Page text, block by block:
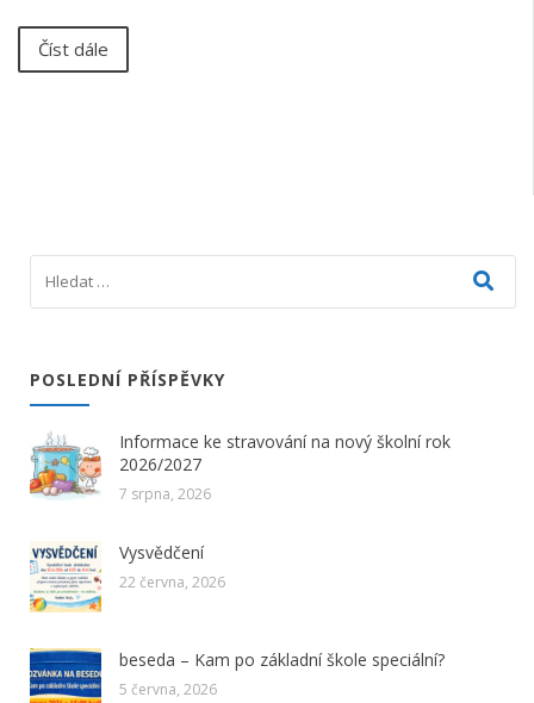
Číst dále
POSLEDNÍ PŘÍSPĚVKY
Informace ke stravování na nový školní rok
2026/2027
7 srpna, 2026
Vysvědčení
22 června, 2026
beseda – Kam po základní škole speciální?
5 června, 2026